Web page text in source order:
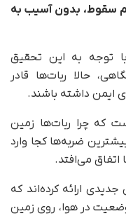
سقوط، بدون آسیب به
توجه به این تحقیق
حالا ربات‌ها قادر
ایمن داشته باشند.
که چرا ربات‌ها زمین
ضربه‌ها کجا وارد
می‌افتد.
ارائه کرده‌اند که
وضعیت در هوا، روی زمین